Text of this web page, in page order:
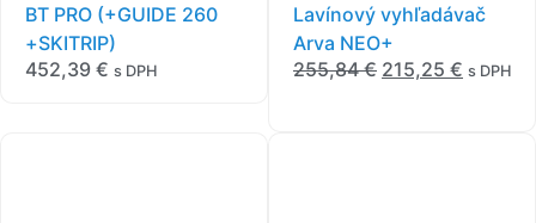
BT PRO (+GUIDE 260
+SKITRIP)
452,39 € s DPH
Lavínový vyhľadávač
Arva NEO+
255,84€ 215,25 € s DPH